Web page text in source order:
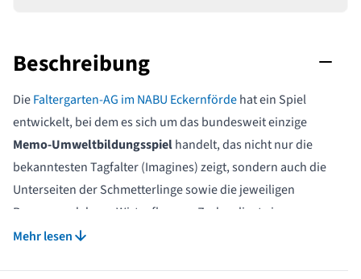
Beschreibung
DieFaltergarten-AG im NABU Eckernfördehat ein Spiel
entwickelt, bei dem es sich um das bundesweit einzige
Memo-Umweltbildungsspielhandelt, das nicht nur die
bekanntesten Tagfalter (Imagines) zeigt, sondern auch die
Unterseiten der Schmetterlinge sowie die jeweiligen
Raupen und deren Wirtspflanzen. Zudem liegt ein
ausführliches Begleitheft
Mehr lesen